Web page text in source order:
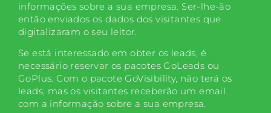
informações sobre a sua empresa. Ser-lhe-ão
então enviados os dados dos visitantes que
digitalizaram o seu leitor.
Se está interessado em obter os leads, é
necessário reservar os pacotes GoLeads ou
GoPlus. Com o pacote GoVisibility, não terá os
leads, mas os visitantes receberão um email
com a informação sobre a sua empresa.